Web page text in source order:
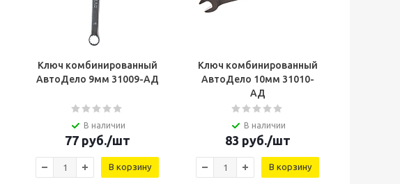
Ключ комбинированный
АвтоДело 9мм 31009-AД
В наличии
77руб./шт
В корзину
Ключ комбинированный
АвтоДело 10мм 31010-
AД
В наличии
83 руб./шт
В корзину